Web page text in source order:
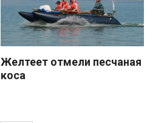
Желтеет отмели песчаная
коса